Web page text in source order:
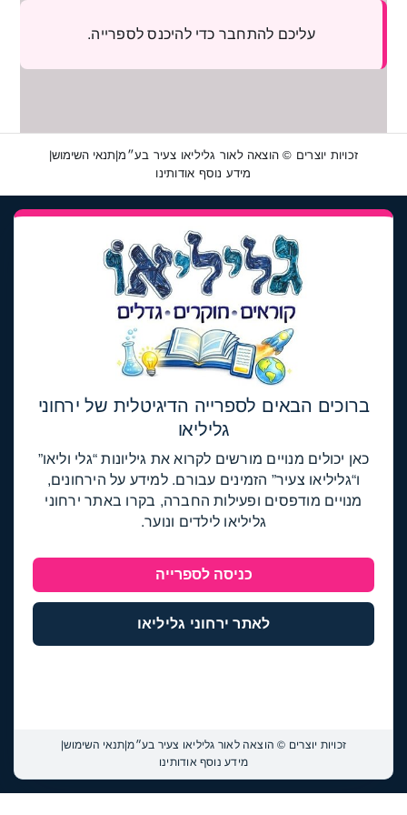
Skip
content
עליכם להתחבר כדי להיכנס לספרייה.
זכויות יוצרים © הוצאה לאור גליליאו צעיר בע״מ|תנאי השימוש|
מידע נוסף אודותינו
ברוכים הבאים לספרייה הדיגיטלית של ירחוני
גליליאו
כאן יכולים מנויים מורשים לקרוא את גיליונות “גלי וליאו”
ו“גליליאו צעיר” הזמינים עבורם. למידע על הירחונים,
מנויים מודפסים ופעילות החברה, בקרו באתר ירחוני
גליליאו לילדים ונוער.
כניסה לספרייה
לאתר ירחוני גליליאו
זכויות יוצרים © הוצאה לאור גליליאו צעיר בע״מ|תנאי השימוש|
מידע נוסף אודותינו